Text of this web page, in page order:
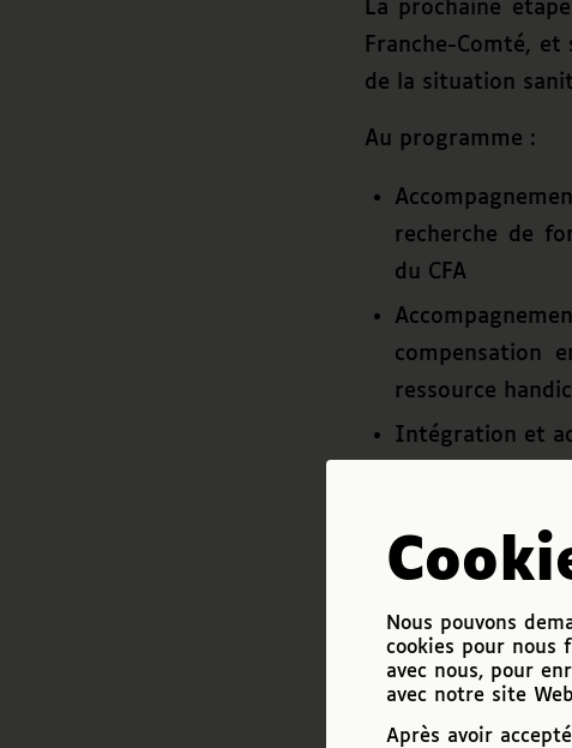
Nous pouvons
cookies pour nous
avec nous, pour
avec notre site
Après avoir
La prochaine
Franche-Comté,
de la situation
Au programme :
recherche de
du CFA
compensation
ressource
Intégration et
17 JANVIER 2022
Partagez cet